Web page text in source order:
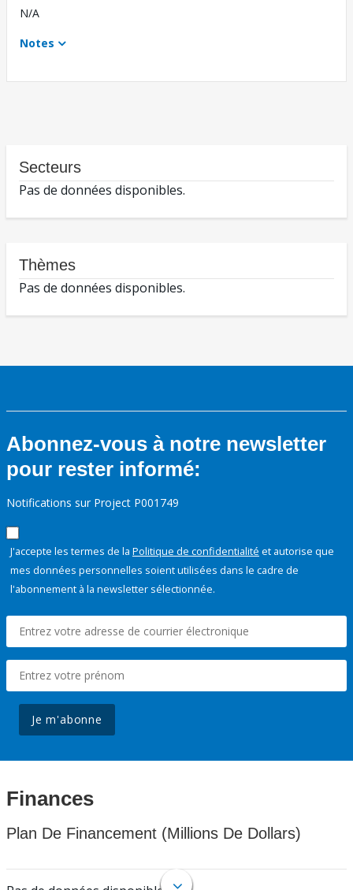
N/A
Notes
Secteurs
Pas de données disponibles.
Thèmes
Pas de données disponibles.
Abonnez-vous à notre newsletter
pour rester informé:
Notifications sur Project P001749
J'accepte les termes de la Politique de confidentialité et autorise que
mes données personnelles soient utilisées dans le cadre de
l'abonnement à la newsletter sélectionnée.
Je m'abonne
Finances
Plan De Financement (Millions De Dollars)